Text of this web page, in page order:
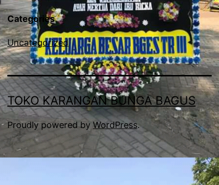
Categories
Uncategorized
TOKO KARANGAN BUNGA BAGUS
Proudly powered by WordPress.